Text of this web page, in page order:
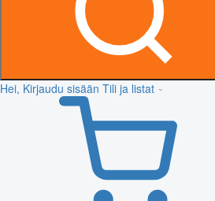
Hei, Kirjaudu sisään Tili ja listat